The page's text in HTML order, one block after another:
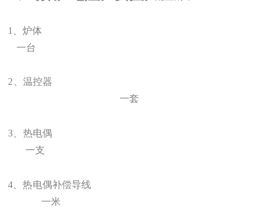
1、炉体
一台
2、温控器
一套
3、热电偶
一支
4 、热电偶补偿导线
一米